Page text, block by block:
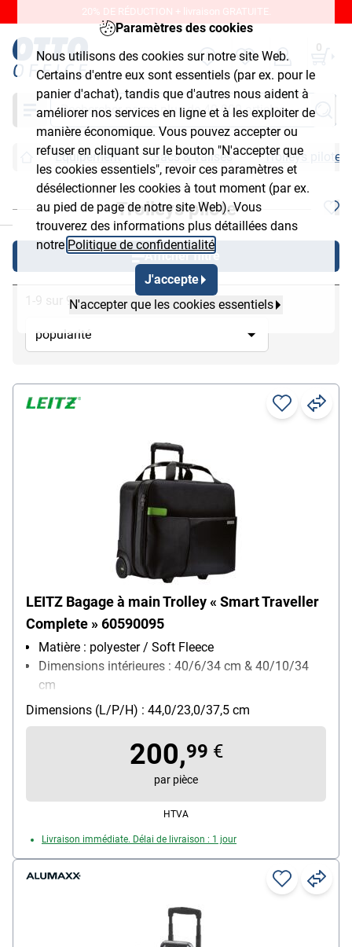
Paramètres des cookies
Nous utilisons des cookies sur notre site Web.
Certains d'entre eux sont essentiels (par ex. pour le
panier d'achat), tandis que d'autres nous aident à
améliorer nos services en ligne et à les exploiter de
manière économique. Vous pouvez accepter ou
refuser en cliquant sur le bouton "N'accepter que
les cookies essentiels", revoir ces paramètres et
désélectionner les cookies à tout moment (par ex.
au pied de page de notre site Web). Vous
trouverez des informations plus détaillées dans
notre Politique de confidentialité
J'accepte
N'accepter que les cookies essentiels
20% DE RÉDUCTION + livraison GRATUITE.
0
Chercher
Équipement Sacs & valises Trolleys pilote
Trolleys pilote
Afficher filtre
1-9 sur 9
LEITZ Bagage à main Trolley « Smart Traveller
Complete » 60590095
Matière : polyester / Soft Fleece
Dimensions intérieures : 40/6/34 cm & 40/10/34
cm
Poids : 3.2 kg
Dimensions (L/P/H) : 44,0/23,0/37,5 cm
200,99 €
par pièce
HTVA
Livraison immédiate. Délai de livraison : 1 jour